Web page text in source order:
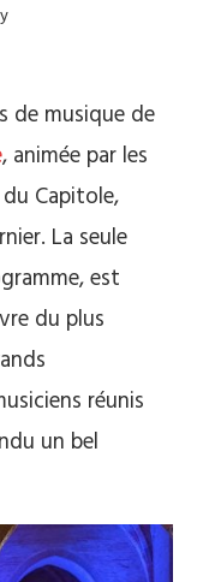
de musique de
, animée par les
Capitole,
La seule
est
du plus
réunis
un bel